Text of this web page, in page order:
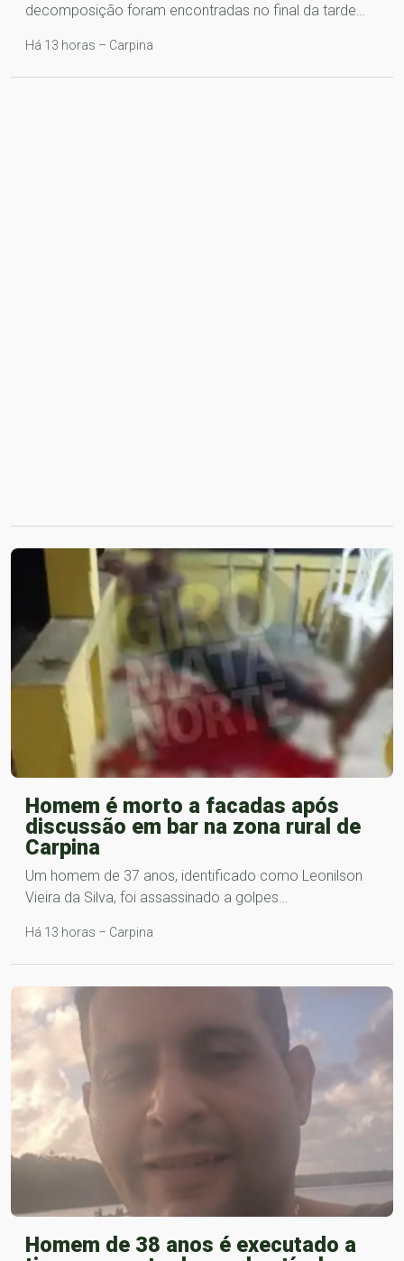
decomposição foram encontradas no final da tarde…
Há 13 horas – Carpina
Homem é morto a facadas após
discussão em bar na zona rural de
Carpina
Um homem de 37 anos, identificado como Leonilson
Vieira da Silva, foi assassinado a golpes…
Há 13 horas – Carpina
Homem de 38 anos é executado a